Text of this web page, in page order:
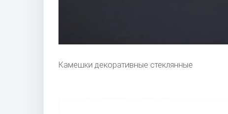
Камешки декоративные стеклянные